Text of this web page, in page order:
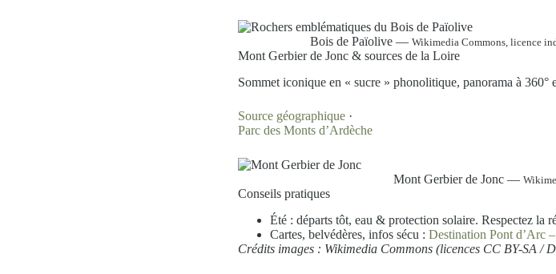
Bois de Païolive — Wikimedia Commons, licence
Mont Gerbier de Jonc & sources de la Loire
Sommet iconique en « sucre » phonolitique, panorama à 360°
Source géographique ·
Parc des Monts d’Ardèche
Mont Gerbier de Jonc —
Conseils pratiques
Été : départs tôt, eau & protection solaire. Respectez la
Cartes, belvédères, infos sécu : Destination Pont d’Arc
Crédits images : Wikimedia Commons (licences CC BY-SA